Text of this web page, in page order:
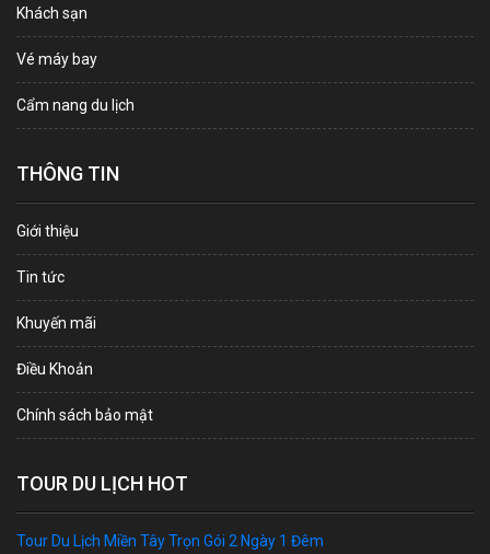
Khách sạn
Vé máy bay
Cẩm nang du lịch
THÔNG TIN
Giới thiệu
Tin tức
Khuyến mãi
Điều Khoản
Chính sách bảo mật
TOUR DU LỊCH HOT
Tour Du Lịch Miền Tây Trọn Gói 2 Ngày 1 Đêm